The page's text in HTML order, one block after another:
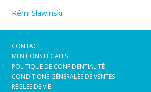
Rémi Slawinski
CONTACT
MENTIONS LÉGALES
POLITIQUE DE CONFIDENTIALITÉ
CONDITIONS GÉNÉRALES DE VENTES
RÈGLES DE VIE